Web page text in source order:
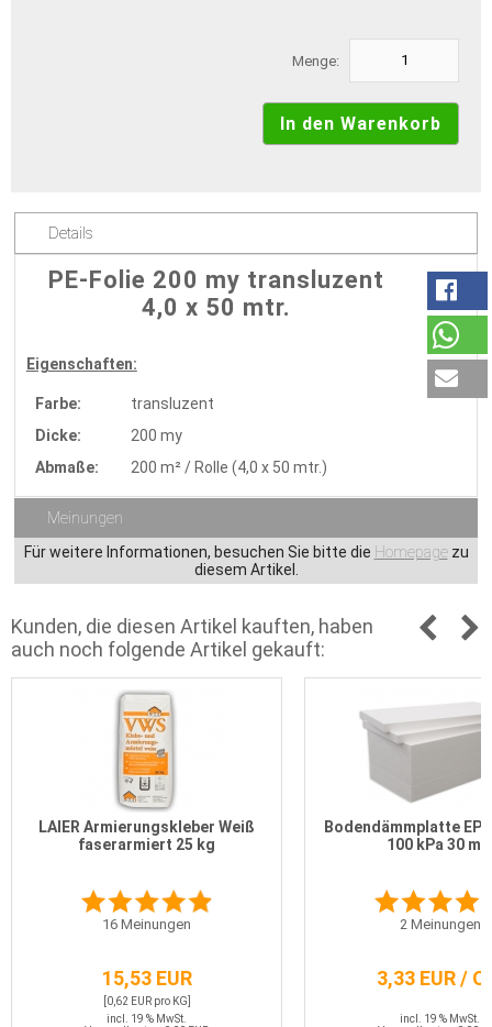
Menge:
Details
PE-Folie 200 my transluzent
4,0 x 50 mtr.
Eigenschaften:
Farbe:
transluzent
Dicke:
200 my
Abmaße:
200 m² / Rolle (4,0 x 50 mtr.)
Meinungen
Für weitere Informationen, besuchen Sie bitte die Homepagezu
diesem Artikel.
Kunden, die diesen Artikel kauften, haben
auch noch folgende Artikel gekauft:
LAIER Armierungskleber Weiß
faserarmiert 25 kg
16 Meinungen
15,53 EUR
[0,62 EUR pro KG]
incl. 19 % MwSt.
Bodendämmplatte EPS
100 kPa 30
2 Meinungen
3,33 EUR /
incl. 19 % MwSt.